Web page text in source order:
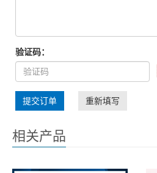
验证码：
提交订单 重新填写
相关产品